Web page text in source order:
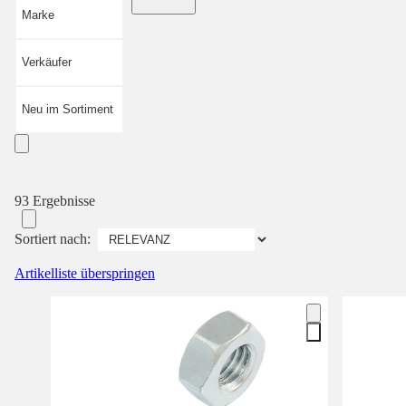
Marke
Verkäufer
Neu im Sortiment
93 Ergebnisse
Sortiert nach:
Artikelliste überspringen